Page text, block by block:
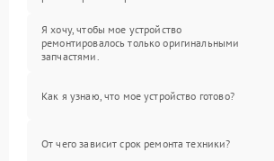
Я хочу, чтобы мое устройство
ремонтировалось только оригинальными
запчастями.
Как я узнаю, что мое устройство готово?
От чего зависит срок ремонта техники?